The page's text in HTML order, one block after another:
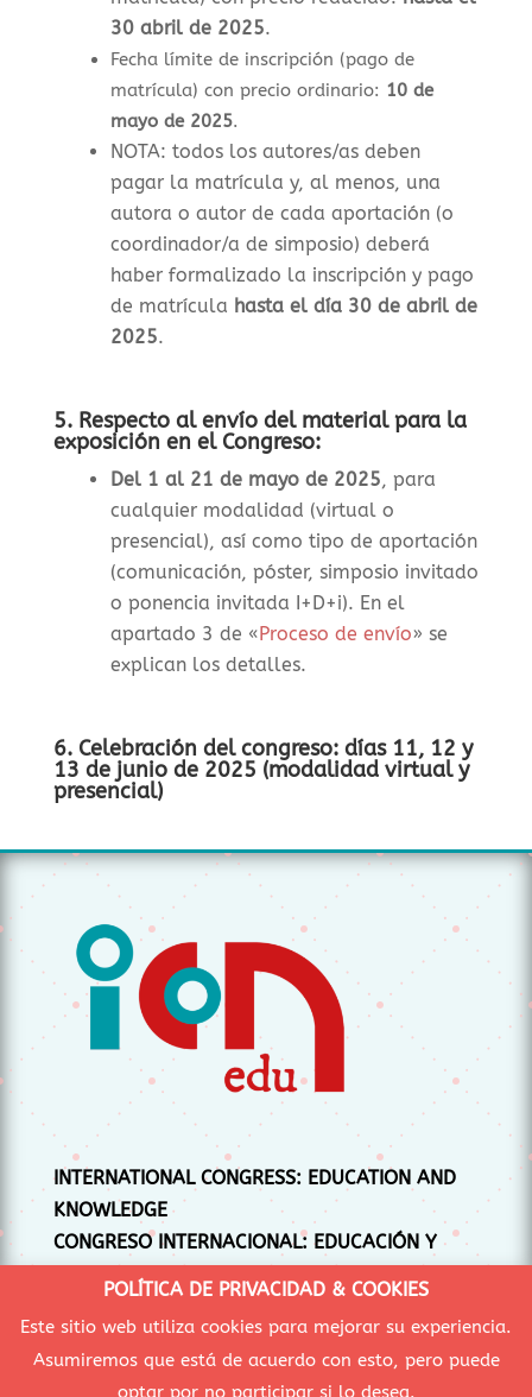
30 abril de 2025.
Fecha límite de inscripción (pago de
matrícula) con precio ordinario: 10 de
mayo de 2025.
NOTA: todos los autores/as deben
pagar la matrícula y, al menos, una
autora o autor de cada aportación (o
coordinador/a de simposio) deberá
haber formalizado la inscripción y pago
de matrícula hasta el día 30 de abril de
2025.
5. Respecto al envío del material para la
exposición en el Congreso:
Del 1 al 21 de mayo de 2025, para
cualquier modalidad (virtual o
presencial), así como tipo de aportación
(comunicación, póster, simposio invitado
o ponencia invitada I+D+i). En el
apartado 3 de «Proceso de envío» se
explican los detalles.
6. Celebración del congreso: días 11, 12 y
13 de junio de 2025 (modalidad virtual y
presencial)
INTERNATIONAL CONGRESS: EDUCATION AND
KNOWLEDGE
CONGRESO INTERNACIONAL: EDUCACIÓN Y
CONOCIMIENTO
CONEIXEMENT
POLÍTICA DE PRIVACIDAD & COOKIES
Este sitio web utiliza cookies para mejorar su experiencia.
Asumiremos que está de acuerdo con esto, pero puede